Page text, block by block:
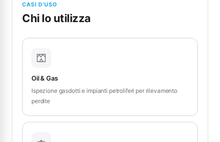
CASI D’USO
Chi lo utilizza
Oil & Gas
Ispezione gasdotti e impianti petroliferi per rilevamento
perdite